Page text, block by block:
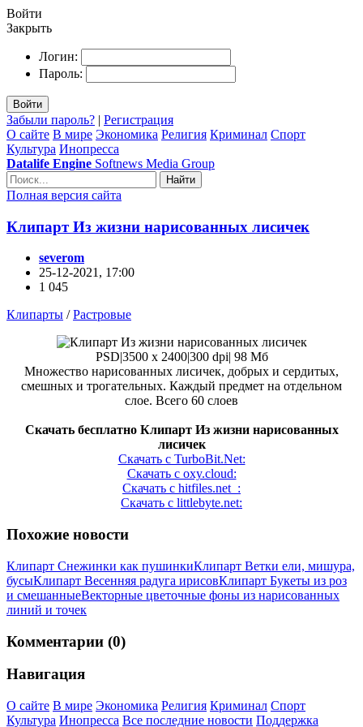
Войти
Закрыть
Логин:
Пароль:
Войти
Забыли пароль? | Регистрация
О сайте В мире Экономика Религия Криминал Спорт
Культура Инопресса
Datalife Engine Softnews Media Group
Найти
Полная версия сайта
Клипарт Из жизни нарисованных лисичек
severom
25-12-2021, 17:00
1 045
Клипарты /Растровые
PSD|3500 х 2400|300 dpi| 98 Мб
Множество нарисованных лисичек, добрых и сердитых,
смешных и трогательных. Каждый предмет на отдельном
слое. Всего 60 слоев
Скачать бесплатно Клипарт Из жизни нарисованных
лисичек
Скачать с TurboBit.Net:
Скачать с oxy.cloud:
Скачать с hitfiles.net :
Скачать с littlebyte.net:
Похожие новости
Клипарт Снежинки как пушинкиКлипарт Ветки ели, мишура,
бусыКлипарт Весенняя радуга ирисовКлипарт Букеты из роз
и смешанныеВекторные цветочные фоны из нарисованных
линий и точек
Комментарии (0)
Навигация
О сайте В мире Экономика Религия Криминал Спорт
Культура Инопресса Все последние новости Поддержка